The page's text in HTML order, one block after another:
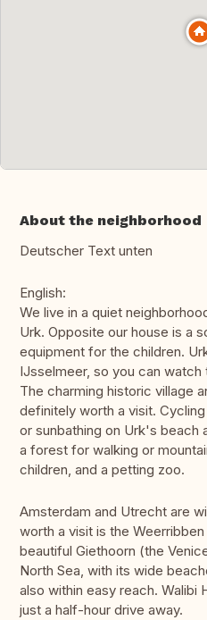
About the neighborhood
Deutscher Text unten
English:
We live in a quiet
Urk. Opposite our house is a
equipment for the children.
IJsselmeer, so you can watch
The charming historic village
definitely worth a visit.
or sunbathing on Urk's beach
a forest for walking or
children, and a petting zoo.
Amsterdam and Utrecht are
worth a visit is the
beautiful Giethoorn (the
North Sea, with its wide
also within easy reach. Walibi
just a half-hour drive away.